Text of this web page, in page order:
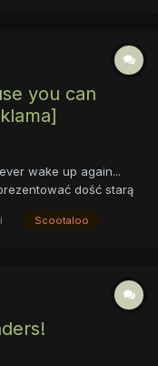
you can
wake up again...
dość starą
przeczytać). Mawiają
Scootaloo